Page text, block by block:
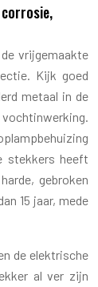
vrijgemaakte
Kijk goed
metaal in de
stekkers heeft
gebroken
15 jaar, mede
de elektrische
al ver zijn